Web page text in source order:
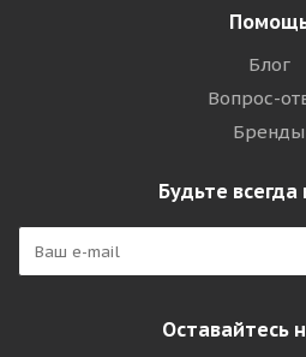
Блог
Вопрос-
Бренды
Будьте всегда
Оставайтесь